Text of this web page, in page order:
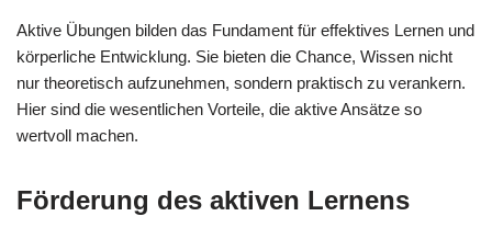
Aktive Übungen bilden das Fundament für effektives Lernen und
körperliche Entwicklung. Sie bieten die Chance, Wissen nicht
nur theoretisch aufzunehmen, sondern praktisch zu verankern.
Hier sind die wesentlichen Vorteile, die aktive Ansätze so
wertvoll machen.
Förderung des aktiven Lernens